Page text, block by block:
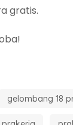
gratis.
gelombang 18